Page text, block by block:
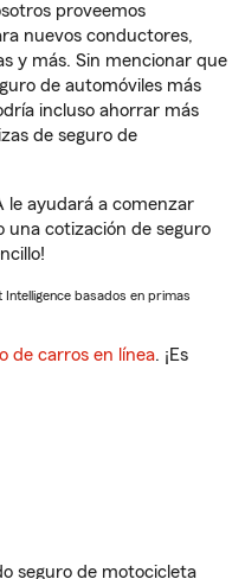
proveemos
nuevos conductores,
y más. Sin mencionar que
de automóviles más
incluso ahorrar más
de seguro de
le ayudará a comenzar
una cotización de seguro
Intelligence basados en primas
de carros en línea. ¡Es
seguro de motocicleta